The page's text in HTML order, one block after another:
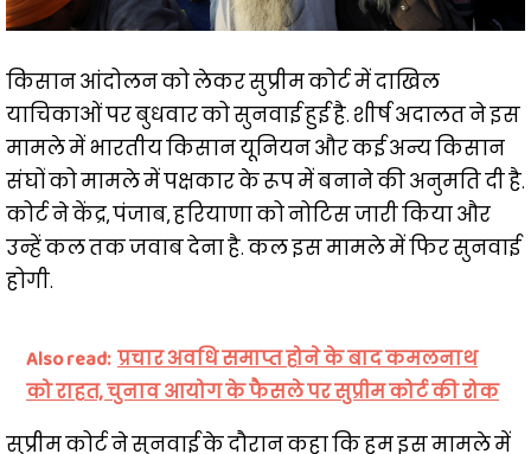
किसान आंदोलन को लेकर सुप्रीम कोर्ट में दाखिल
याचिकाओं पर बुधवार को सुनवाई हुई है. शीर्ष अदालत ने इस
मामले में भारतीय किसान यूनियन और कई अन्य किसान
संघों को मामले में पक्षकार के रूप में बनाने की अनुमति दी है.
कोर्ट ने केंद्र, पंजाब, हरियाणा को नोटिस जारी किया और
उन्हें कल तक जवाब देना है. कल इस मामले में फिर सुनवाई
होगी.
Also read: प्रचार अवधि समाप्त होने के बाद कमलनाथ
को राहत, चुनाव आयोग के फैसले पर सुप्रीम कोर्ट की रोक
सुप्रीम कोर्ट ने सुनवाई के दौरान कहा कि हम इस मामले में